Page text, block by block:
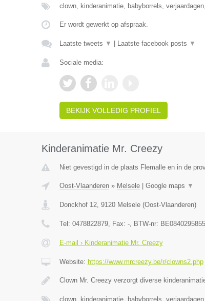
clown, kinderanimatie, babyborrels,
Er wordt gewerkt op afspraak.
Laatste tweets ▼ Laatste facebook posts ▼
Sociale media:
BEKIJK VOLLEDIG PROFIEL
Kinderanimatie Mr. Creezy
Niet gevestigd in de plaats Flemalle en in de
Oost-Vlaanderen» Melsele| Google maps ▼
Donckhof 12, 9120 Melsele(Oost-Vlaanderen)
Tel: 0478822879, Fax: -, BTW-nr: BE0840295855
E-mail › Kinderanimatie Mr. Creezy
Website: https://www.mrcreezy.be/r/clowns2.php|
Clown Mr. Creezy verzorgt diverse
clown, kinderanimatie, babyborrels,